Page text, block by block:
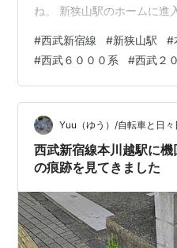
ね。 新狭山駅のホームに進
いていました。 今は新しい
上線専用となっています。
土曜の夜と言う事もあり人
は以前はホンダ狭山工場（
たので、通勤の人が多かっ
す。 新宿線では黄色い電車
#西武新宿線 #新狭山駅 #
#西武６０００系 #西武２
Yuu（ゆう）/自転車と日
西武新宿線本川越駅に
の痕跡を見てきました